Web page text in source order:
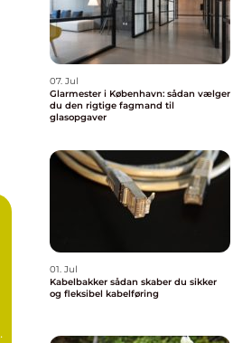
07. Jul
Glarmester i København: sådan vælger
du den rigtige fagmand til
glasopgaver
01. Jul
Kabelbakker sådan skaber du sikker
og fleksibel kabelføring